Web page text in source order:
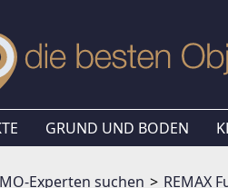
GRUND UND BODEN
Experten suchen
REMAX